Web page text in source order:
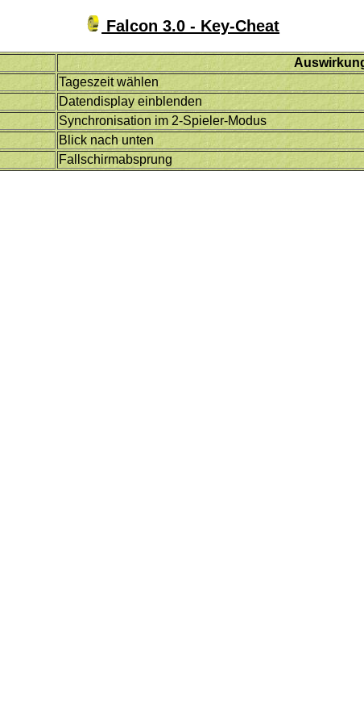
Falcon 3.0 - Key-Cheat
Tageszeit wählen
Datendisplay einblenden
Synchronisation im 2-Spieler-Modus
Blick nach unten
Fallschirmabsprung